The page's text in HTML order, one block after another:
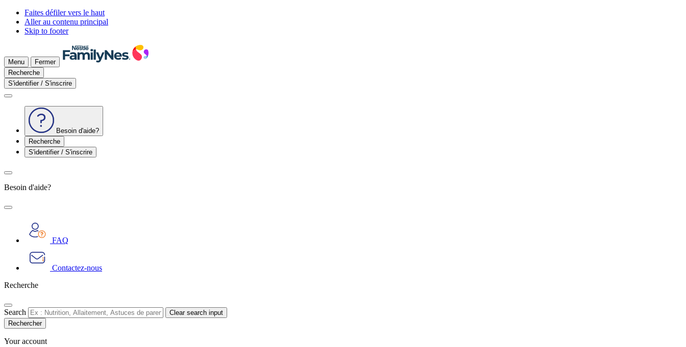
Faites défiler vers le haut
Aller au contenu principal
Skip to footer
Menu
Fermer
Recherche
S'identifier / S'inscrire
Besoin d'aide?
Recherche
S'identifier / S'inscrire
Besoin d'aide?
FAQ
Contactez-nous
Recherche
Search Clear search input
Your account